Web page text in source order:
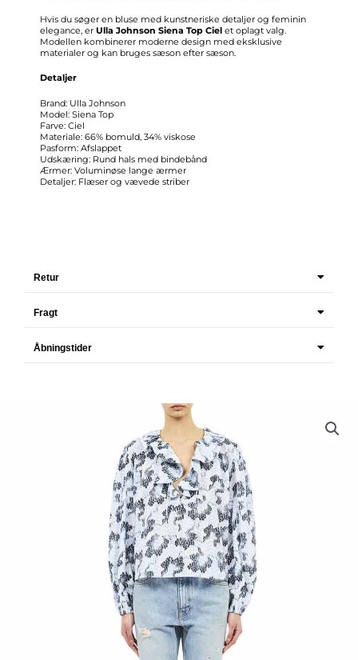
Hvis du søger en bluse med kunstneriske detaljer og feminin
elegance, er Ulla Johnson Siena Top Ciel et oplagt valg.
Modellen kombinerer moderne design med eksklusive
materialer og kan bruges sæson efter sæson.
Detaljer
Brand: Ulla Johnson
Model: Siena Top
Farve: Ciel
Materiale: 66% bomuld, 34% viskose
Pasform: Afslappet
Udskæring: Rund hals med bindebånd
Ærmer: Voluminøse lange ærmer
Detaljer: Flæser og vævede striber
Retur
Fragt
Åbningstider